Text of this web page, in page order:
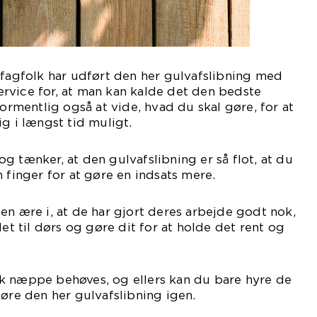
har udført den her gulvafslibning med
for, at man kan kalde det den bedste
også at vide, hvad du skal gøre, for at
i længst tid muligt.
tænker, at den gulvafslibning er så flot, at du
finger for at gøre en indsats mere.
ære i, at de har gjort deres arbejde godt nok,
til dørs og gøre dit for at holde det rent og
behøves, og ellers kan du bare hyre de
den her gulvafslibning igen.